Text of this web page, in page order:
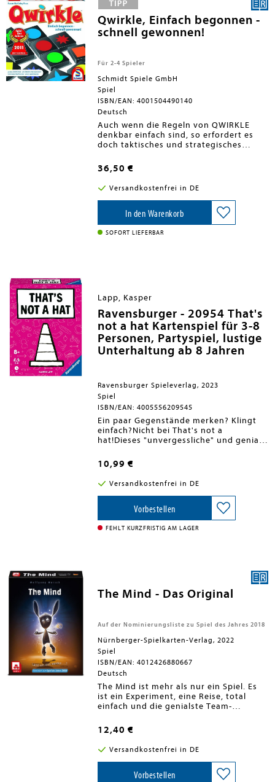
Qwirkle, Einfach begonnen -
schnell gewonnen!
Für 2-4 Spieler
Schmidt Spiele GmbH
Spiel
ISBN/EAN: 4001504490140
Deutsch
Auch wenn die Regeln von QWIRKLE
denkbar einfach sind, so erfordert es
doch taktisches und strategisches
Holzsteine müssen sich bei gleicher
Farbe die Formen unterscheiden oder
bei gleicher Form die Farben. Dabei gilt
es, möglichst viele Punkte abzustauben.
Aber Vorsicht, denn die lieben
Mitspieler sitzen nicht untätig herum.
Beim Warten auf eine lukrative Lücke
heißt es aufzupassen und selbst keine
36,50 €
Versandkostenfrei in DE
In den Warenkorb
SOFORT LIEFERBAR
Lapp, Kasper
Ravensburger - 20954 That's
not a hat Kartenspiel für 3-8
Personen, Partyspiel, lustige
Unterhaltung ab 8 Jahren
Ravensburger Spieleverlag, 2023
Spiel
ISBN/EAN: 4005556209545
Ein paar Gegenstände merken? Klingt
einfach?Nicht bei That's not a
hat!Dieses "unvergessliche" und genial
verblüffende und amüsante Weise, wie
leicht sich unser Gehirn verwirren
lässt.Gerade noch im Kopf gehabt und
schon ist es wieder weg - dann heißt es
gut bluffen und den Anderen das
Geschenk überzeugend unterjubeln.Ist
das wirklich ein Hut, der gerade vor mir
liegt? Oder habe ich ihn schon
10,99 €
Versandkostenfrei in DE
Vorbestellen
FEHLT KURZFRISTIG AM LAGER
The Mind - Das Original
Auf der Nominierungsliste zu Spiel des Jahres 2018
Nürnberger-Spielkarten-Verlag, 2022
Spiel
ISBN/EAN: 4012426880667
Deutsch
The Mind ist mehr als nur ein Spiel. Es
ist ein Experiment, eine Reise, total
einfach und die genialste Team-
ihr das letzte Level gemeinsam besiegt,
werdet ihr auf Wolke Sieben schweben.
Ihr dürft euch nämlich nicht
absprechen, keine Informationen
austauschen. Und trotzdem funktioniert
es - wenn ihr wirklich EINS werdet. Nur
12,40 €
Versandkostenfrei in DE
Vorbestellen